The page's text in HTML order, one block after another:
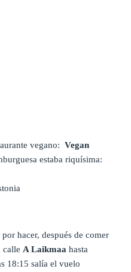
vegano: Vegan
estaba riquísima:
hacer, después de comer
calle A Laikmaa hasta
18:15 salía el vuelo